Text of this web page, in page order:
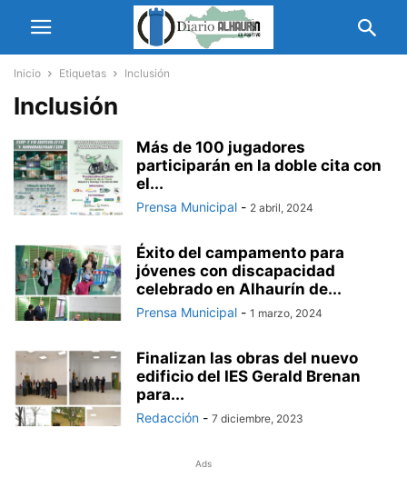
Inicio Etiquetas Inclusión
Inclusión
Más de 100 jugadores
participarán en la doble cita con
el...
Prensa Municipal - 2 abril, 2024
Éxito del campamento para
jóvenes con discapacidad
celebrado en Alhaurín de...
Prensa Municipal - 1 marzo, 2024
Finalizan las obras del nuevo
edificio del IES Gerald Brenan
para...
Redacción - 7 diciembre, 2023
Ads